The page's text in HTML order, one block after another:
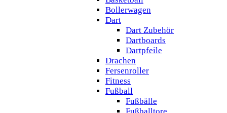
Bollerwagen
Dart
Dart Zubehör
Dartboards
Dartpfeile
Drachen
Fersenroller
Fitness
Fußball
Fußbälle